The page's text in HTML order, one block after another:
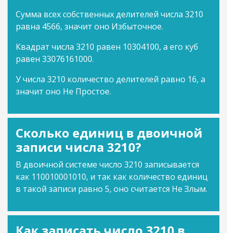
Сумма всех собственных делителей числа 3210
равна 4566, значит оно Избыточное.
Квадрат числа 3210 равен 10304100, а его куб
равен 33076161000.
У числа 3210 количество делителей равно 16, а
значит оно Не Простое.
Сколько единиц в двоичной
записи числа 3210?
В двоичной системе число 3210 записывается
как 110010001010, и так как количество единиц
в такой записи равно 5, оно считается Не Злым.